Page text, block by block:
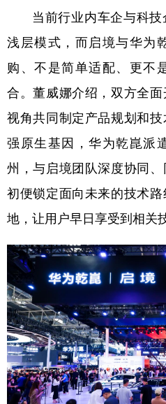
当前行业内车企与科
浅层模式，而启境与华为
购、不是简单适配、更不
合。董威娜介绍，双方全
视角共同制定产品规划和
强原生基因，华为乾崑派
州，与启境团队深度协同
初便锁定面向未来的技术
地，让用户早日享受到相关